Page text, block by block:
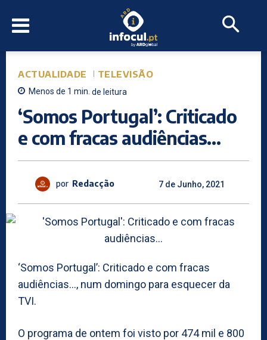
ACTUALIDADE TELEVISÃO
Menos de 1 min. de leitura
‘Somos Portugal’: Criticado
e com fracas audiências…
por Redacção 7 de Junho, 2021
‘Somos Portugal’: Criticado e com fracas
audiências…, num domingo para esquecer da
TVI.
O programa de ontem foi visto por 474 mil e 800